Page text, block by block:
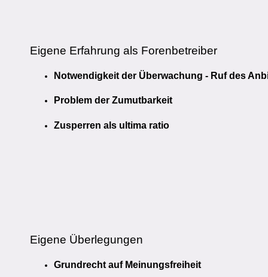
Eigene Erfahrung als Forenbetreiber
Notwendigkeit der Überwachung - Ruf des
Problem der Zumutbarkeit
Zusperren als ultima ratio
Eigene Überlegungen
Grundrecht auf Meinungsfreiheit